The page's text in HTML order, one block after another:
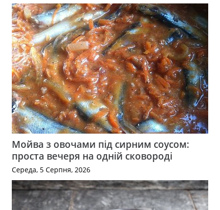
Мойва з овочами під сирним соусом:
проста вечеря на одній сковороді
Середа, 5 Серпня, 2026